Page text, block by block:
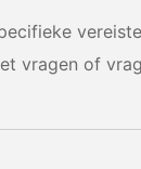
vragen of